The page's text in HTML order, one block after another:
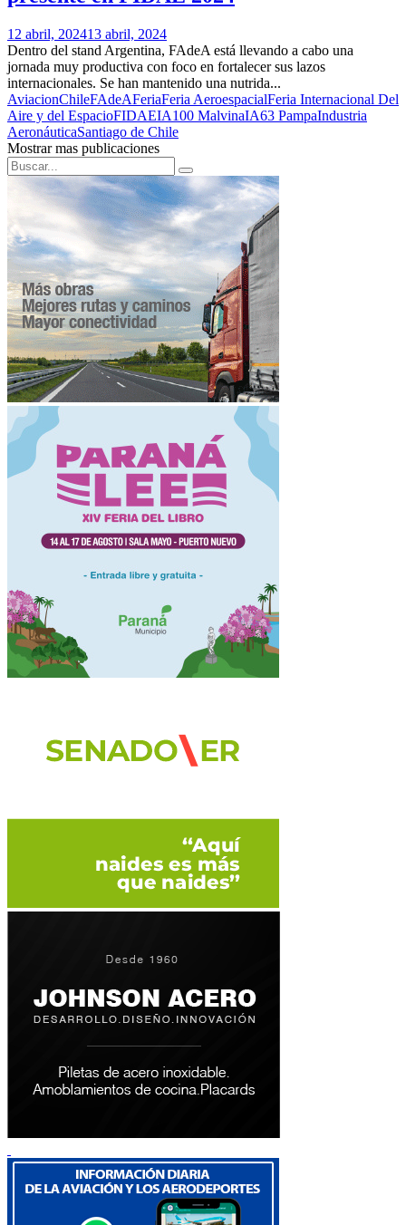
12 abril, 202413 abril, 2024
Dentro del stand Argentina, FAdeA está llevando a cabo una
jornada muy productiva con foco en fortalecer sus lazos
internacionales. Se han mantenido una nutrida...
AviacionChileFAdeAFeriaFeria AeroespacialFeria Internacional Del
Aire y del EspacioFIDAEIA100 MalvinaIA63 PampaIndustria
AeronáuticaSantiago de Chile
Mostrar mas publicaciones
Search
for:
Search